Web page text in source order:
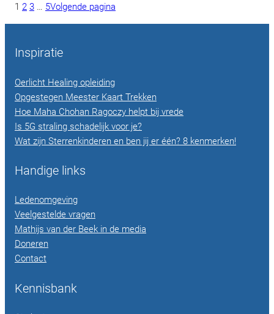
1 2 3 … 5Volgende pagina
Inspiratie
Oerlicht Healing opleiding
Opgestegen Meester Kaart Trekken
Hoe Maha Chohan Ragoczy helpt bij vrede
Is 5G straling schadelijk voor je?
Wat zijn Sterrenkinderen en ben jij er één? 8 kenmerken!
Handige links
Ledenomgeving
Veelgestelde vragen
Mathijs van der Beek in de media
Doneren
Contact
Kennisbank